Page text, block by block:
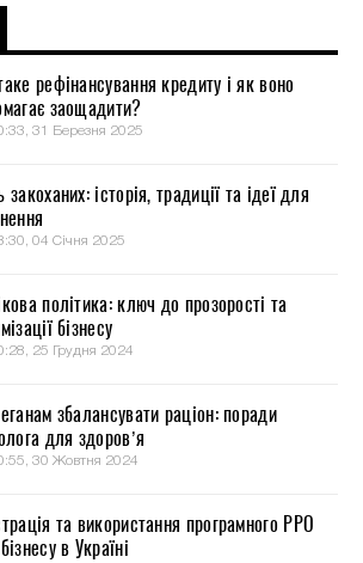
рефінансування кредиту і як воно
заощадити?
31 Березня 2025
закоханих: історія, традиції та ідеї для
04 Січня 2025
політика: ключ до прозорості та
бізнесу
25 Грудня 2024
збалансувати раціон: поради
для здоров’я
30 Жовтня 2024
та використання програмного РРО
в Україні